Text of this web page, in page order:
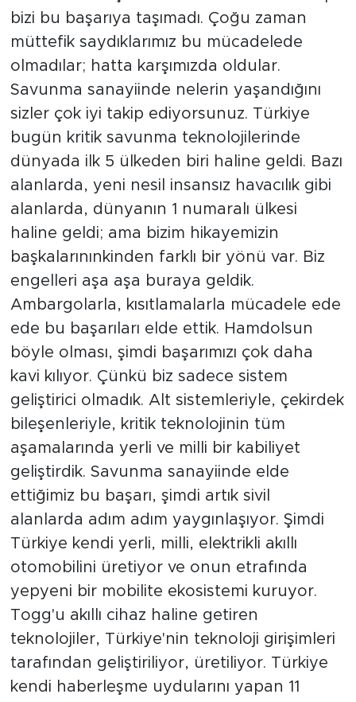
bizi bu başarıya taşımadı. Çoğu zaman
müttefik saydıklarımız bu mücadelede
olmadılar; hatta karşımızda oldular.
Savunma sanayiinde nelerin yaşandığını
sizler çok iyi takip ediyorsunuz. Türkiye
bugün kritik savunma teknolojilerinde
dünyada ilk 5 ülkeden biri haline geldi. Bazı
alanlarda, yeni nesil insansız havacılık gibi
alanlarda, dünyanın 1 numaralı ülkesi
haline geldi; ama bizim hikayemizin
başkalarınınkinden farklı bir yönü var. Biz
engelleri aşa aşa buraya geldik.
Ambargolarla, kısıtlamalarla mücadele ede
ede bu başarıları elde ettik. Hamdolsun
böyle olması, şimdi başarımızı çok daha
kavi kılıyor. Çünkü biz sadece sistem
geliştirici olmadık. Alt sistemleriyle, çekirdek
bileşenleriyle, kritik teknolojinin tüm
aşamalarında yerli ve milli bir kabiliyet
geliştirdik. Savunma sanayiinde elde
ettiğimiz bu başarı, şimdi artık sivil
alanlarda adım adım yaygınlaşıyor. Şimdi
Türkiye kendi yerli, milli, elektrikli akıllı
otomobilini üretiyor ve onun etrafında
yepyeni bir mobilite ekosistemi kuruyor.
Togg'u akıllı cihaz haline getiren
teknolojiler, Türkiye'nin teknoloji girişimleri
tarafından geliştiriliyor, üretiliyor. Türkiye
kendi haberleşme uydularını yapan 11